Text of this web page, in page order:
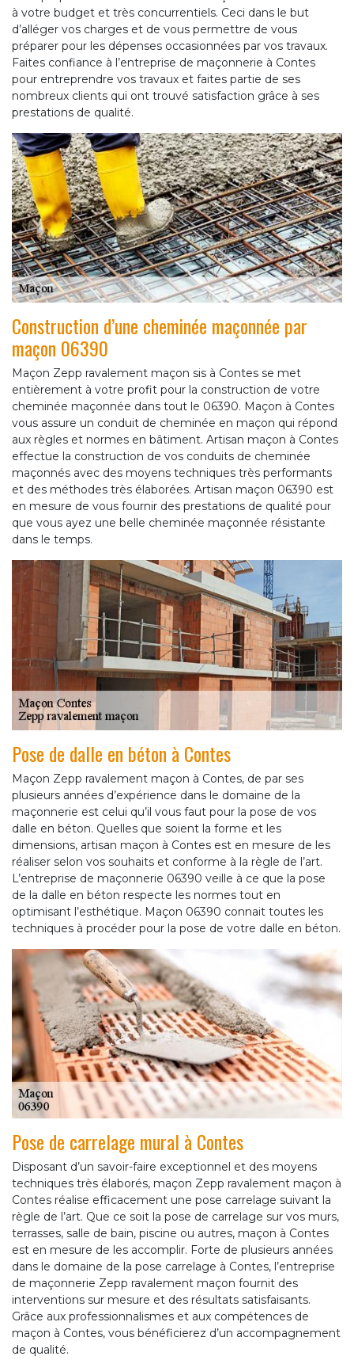
à votre budget et très concurrentiels. Ceci dans le but
d’alléger vos charges et de vous permettre de vous
préparer pour les dépenses occasionnées par vos travaux.
Faites confiance à l’entreprise de maçonnerie à Contes
pour entreprendre vos travaux et faites partie de ses
nombreux clients qui ont trouvé satisfaction grâce à ses
prestations de qualité.
Construction d’une cheminée maçonnée par
maçon 06390
Maçon Zepp ravalement maçon sis à Contes se met
entièrement à votre profit pour la construction de votre
cheminée maçonnée dans tout le 06390. Maçon à Contes
vous assure un conduit de cheminée en maçon qui répond
aux règles et normes en bâtiment. Artisan maçon à Contes
effectue la construction de vos conduits de cheminée
maçonnés avec des moyens techniques très performants
et des méthodes très élaborées. Artisan maçon 06390 est
en mesure de vous fournir des prestations de qualité pour
que vous ayez une belle cheminée maçonnée résistante
dans le temps.
Pose de dalle en béton à Contes
Maçon Zepp ravalement maçon à Contes, de par ses
plusieurs années d’expérience dans le domaine de la
maçonnerie est celui qu’il vous faut pour la pose de vos
dalle en béton. Quelles que soient la forme et les
dimensions, artisan maçon à Contes est en mesure de les
réaliser selon vos souhaits et conforme à la règle de l’art.
L’entreprise de maçonnerie 06390 veille à ce que la pose
de la dalle en béton respecte les normes tout en
optimisant l’esthétique. Maçon 06390 connait toutes les
techniques à procéder pour la pose de votre dalle en béton.
Pose de carrelage mural à Contes
Disposant d’un savoir-faire exceptionnel et des moyens
techniques très élaborés, maçon Zepp ravalement maçon à
Contes réalise efficacement une pose carrelage suivant la
règle de l’art. Que ce soit la pose de carrelage sur vos murs,
terrasses, salle de bain, piscine ou autres, maçon à Contes
est en mesure de les accomplir. Forte de plusieurs années
dans le domaine de la pose carrelage à Contes, l’entreprise
de maçonnerie Zepp ravalement maçon fournit des
interventions sur mesure et des résultats satisfaisants.
Grâce aux professionnalismes et aux compétences de
maçon à Contes, vous bénéficierez d’un accompagnement
de qualité.